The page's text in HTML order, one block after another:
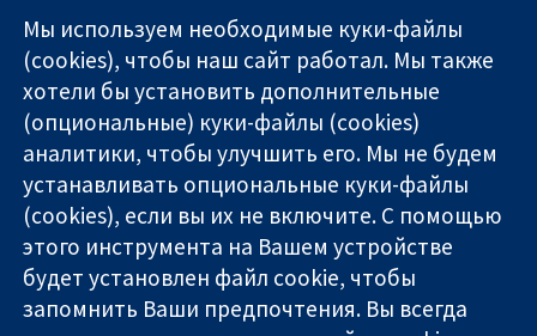
Надёжные
доказательства
Информированные
решения
Во благо
11-13 Cavendish
Square
London
W1G 0AN
United Kingdom
Связаться с
нами
Новости
Пресс-
служба
О нас
Работа
Мы используем необходимые куки-файлы
(cookies), чтобы наш сайт работал. Мы также
хотели бы установить дополнительные
(опциональные) куки-файлы (cookies)
аналитики, чтобы улучшить его. Мы не будем
устанавливать опциональные куки-файлы
(cookies), если вы их не включите. С помощью
этого инструмента на Вашем устройстве
будет установлен файл cookie, чтобы
запомнить Ваши предпочтения. Вы всегда